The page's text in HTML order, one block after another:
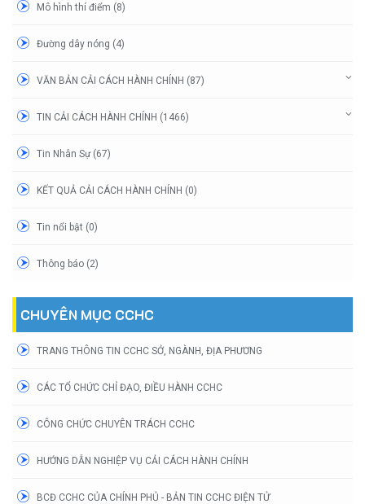
Mô hình thí điểm (8)
Đường dây nóng (4)
VĂN BẢN CẢI CÁCH HÀNH CHÍNH (87)
TIN CẢI CÁCH HÀNH CHÍNH (1466)
Tin Nhân Sự (67)
KẾT QUẢ CẢI CÁCH HÀNH CHÍNH (0)
Tin nổi bật (0)
Thông báo (2)
CHUYÊN MỤC CCHC
TRANG THÔNG TIN CCHC SỞ, NGÀNH, ĐỊA PHƯƠNG
CÁC TỔ CHỨC CHỈ ĐẠO, ĐIỀU HÀNH CCHC
CÔNG CHỨC CHUYÊN TRÁCH CCHC
HƯỚNG DẪN NGHIỆP VỤ CẢI CÁCH HÀNH CHÍNH
BCĐ CCHC CỦA CHÍNH PHỦ - BẢN TIN CCHC ĐIỆN TỬ